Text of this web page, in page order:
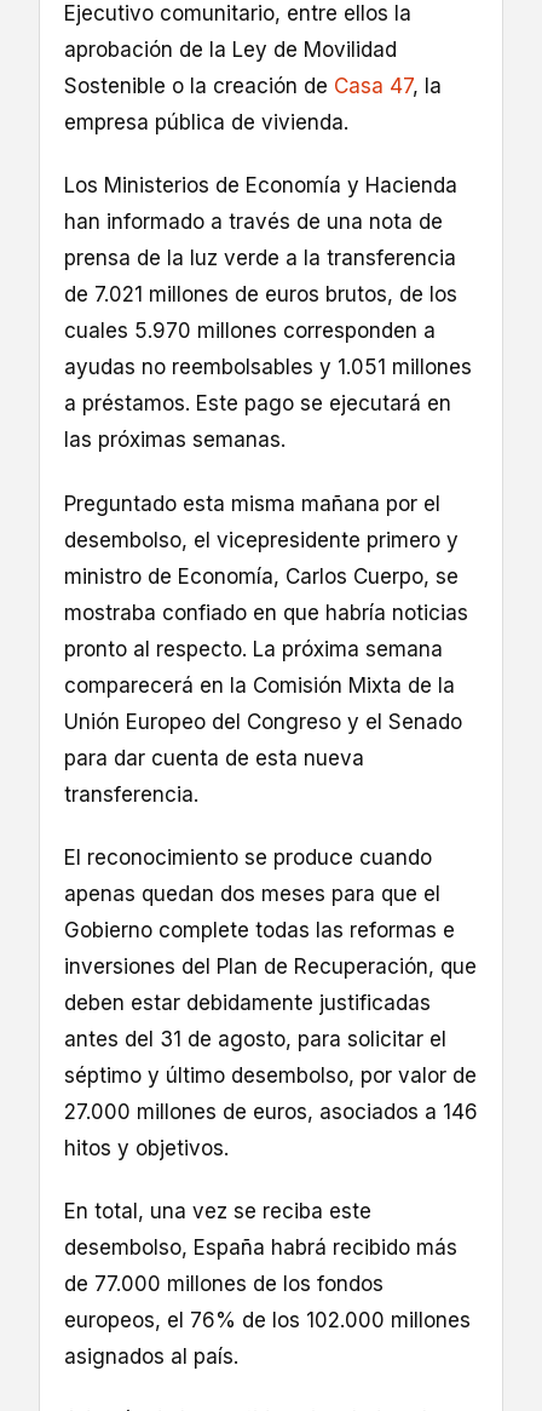
Ejecutivo comunitario, entre ellos la
aprobación de la Ley de Movilidad
Sostenible o la creación de Casa 47, la
empresa pública de vivienda.
Los Ministerios de Economía y Hacienda
han informado a través de una nota de
prensa de la luz verde a la transferencia
de 7.021 millones de euros brutos, de los
cuales 5.970 millones corresponden a
ayudas no reembolsables y 1.051 millones
a préstamos. Este pago se ejecutará en
las próximas semanas.
Preguntado esta misma mañana por el
desembolso, el vicepresidente primero y
ministro de Economía, Carlos Cuerpo, se
mostraba confiado en que habría noticias
pronto al respecto. La próxima semana
comparecerá en la Comisión Mixta de la
Unión Europeo del Congreso y el Senado
para dar cuenta de esta nueva
transferencia.
El reconocimiento se produce cuando
apenas quedan dos meses para que el
Gobierno complete todas las reformas e
inversiones del Plan de Recuperación, que
deben estar debidamente justificadas
antes del 31 de agosto, para solicitar el
séptimo y último desembolso, por valor de
27.000 millones de euros, asociados a 146
hitos y objetivos.
En total, una vez se reciba este
desembolso, España habrá recibido más
de 77.000 millones de los fondos
europeos, el 76% de los 102.000 millones
asignados al país.